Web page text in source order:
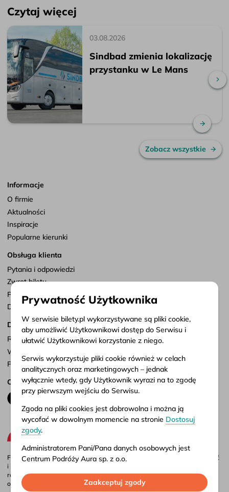
Czytaj więcej
03.08.2026
Sindbad zmienia lokalizację
przystanku w Le Mans
Zobacz wszystkie
Informacje
O firmie
Aktualności
Inspiracje
Popularne kierunki
Obsługa klienta
Pytania i odpowiedzi
Zwrot biletu
Punkty sprzedaży
Dostosuj zgody
Dokumenty
Regulamin serwisu
Warunki przewozu
Polityka prywatności
Obserwuj nas
Firma Aura jest administratorem portalu bilety.pl, gdzie możesz porównać
i kupić bilety autokarowe krajowe i międzynarodowe online. Bilety są
również dostępne w naszych biurach stacjonarnych – adresy i godziny
otwarcia znajdziesz w
punktach sprzedaży.
Prywatność Użytkownika
W serwisie bilety.pl wykorzystywane są pliki cookie,
aby umożliwić Użytkownikowi dostęp do Serwisu i
ułatwić Użytkownikowi korzystanie z niego.
Serwis wykorzystuje pliki cookie również w celach
analitycznych oraz marketingowych – jednak
wyłącznie wtedy, gdy Użytkownik wyrazi na to zgodę
przy pierwszym wejściu do Serwisu.
Zgoda na pliki cookies jest dobrowolna i można ją
wycofać w dowolnym momencie na stronie Dostosuj
zgody.
Administratorem Pani/Pana danych osobowych jest
Centrum Podróży Aura sp. z o.o.
Więcej informacji o przetwarzaniu danych osobowych
oraz korzystaniu przez Serwis z plików cookies
Zaakceptuj zgody